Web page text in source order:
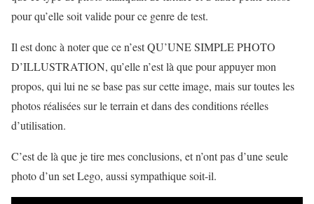
pour qu’elle soit valide pour ce genre de test.
Il est donc à noter que ce n’est QU’UNE SIMPLE PHOTO
D’ILLUSTRATION, qu’elle n’est là que pour appuyer mon
propos, qui lui ne se base pas sur cette image, mais sur toutes les
photos réalisées sur le terrain et dans des conditions réelles
d’utilisation.
C’est de là que je tire mes conclusions, et n’ont pas d’une seule
photo d’un set Lego, aussi sympathique soit-il.